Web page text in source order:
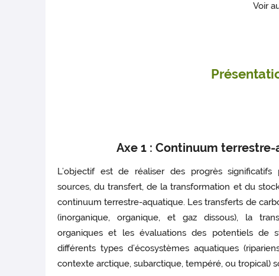
Voir
Axe 1 : Continuum
L’objectif est de réaliser des progrès
sources, du transfert, de la transformation et du
continuum terrestre-aquatique. Les transferts de
(inorganique, organique, et gaz dissous), la
organiques et les évaluations des potentiels de
différents types d’écosystèmes aquatiques
contexte arctique, subarctique, tempéré, ou tropical)